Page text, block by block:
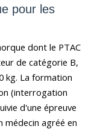
pour les
dont le PTAC
de catégorie B,
kg. La formation
(interrogation
d'une épreuve
médecin agréé en